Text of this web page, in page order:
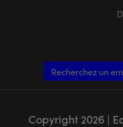
Recherchez un
Copyright 2026|